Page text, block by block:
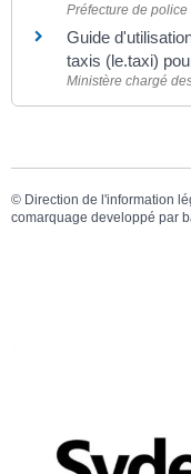
Préfecture de police
Guide
taxis (le.taxi)
Ministère chargé
© Direction de l'information
comarquage developpé par